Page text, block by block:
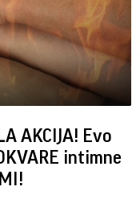
AKCIJA! Evo
intimne